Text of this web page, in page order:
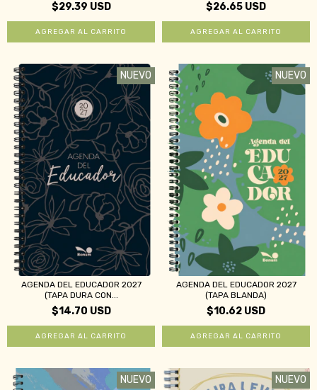
$29.39 USD $26.65 USD
NUEVO
AGENDA DEL EDUCADOR 2027
(TAPA DURA CON...
$14.70 USD
NUEVO
AGENDA DEL EDUCADOR 2027
(TAPA BLANDA)
$10.62 USD
NUEVO NUEVO